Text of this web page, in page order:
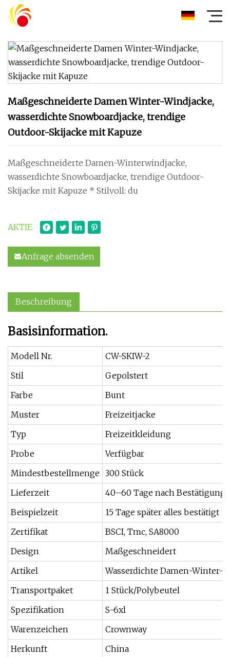
Maßgeschneiderte Damen Winter-Windjacke,
wasserdichte Snowboardjacke, trendige
Outdoor-Skijacke mit Kapuze
Maßgeschneiderte Damen-Winterwindjacke,
wasserdichte Snowboardjacke, trendige Outdoor-
Skijacke mit Kapuze * Stilvoll: du
AKTIE
Anfrage absenden
Beschreibung
Basisinformation.
Modell Nr.
CW-SKIW-2
Stil
Gepolstert
Farbe
Bunt
Muster
Freizeitjacke
Typ
Freizeitkleidung
Probe
Verfügbar
Mindestbestellmenge 300 Stück
Lieferzeit
40–60 Tage nach Bestätigung
Beispielzeit
15 Tage später alles bestätigt
Zertifikat
BSCI, Tmc, SA8000
Design
Maßgeschneidert
Artikel
Wasserdichte Damen-Winter-
Transportpaket
1 Stück/Polybeutel
Spezifikation
S-6xl
Warenzeichen
Crownway
Herkunft
China